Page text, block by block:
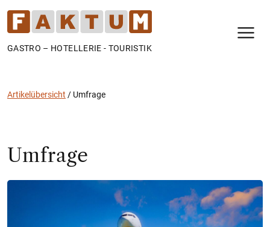
GASTRO – HOTELLERIE - TOURISTIK
Artikelübersicht / Umfrage
Umfrage